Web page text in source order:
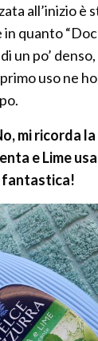
all’inizio è
quanto
un po’
uso ne ho
mi ricorda
e Lime
fantastica!